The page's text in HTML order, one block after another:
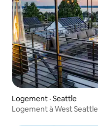
Logement · Seattle
Logement à West Seattle